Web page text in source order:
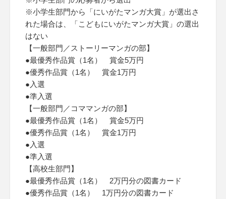
※小学生部門から「にいがたマンガ大賞」が選出さ
れた場合は、「こどもにいがたマンガ大賞」の選出
はない
【一般部門／ストーリーマンガの部】
●最優秀作品賞（1名） 賞金5万円
●優秀作品賞（1名） 賞金1万円
●入選
●準入選
【一般部門／コママンガの部】
●最優秀作品賞（1名） 賞金5万円
●優秀作品賞（1名） 賞金1万円
●入選
●準入選
【高校生部門】
●最優秀作品賞（1名） 2万円分の図書カード
●優秀作品賞（1名） 1万円分の図書カード